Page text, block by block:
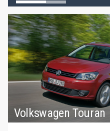
Volkswagen Touran